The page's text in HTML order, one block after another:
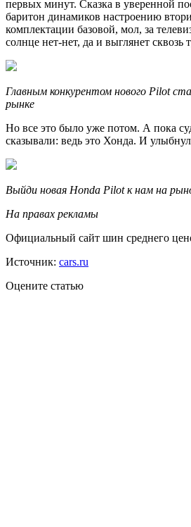
первых минут. Сказка в уверенной
баритон динамиков настроению
комплектации базовой, мол, за
солнце нет-нет, да и выглянет сквозь
Главным конкурентом нового Pilot
рынке
Но все это было уже потом. А пока
сказывали: ведь это Хонда. И
Выйди новая Honda Pilot к нам на
На правах рекламы
Официальный сайт шин среднего
Источник: cars.ru
Оцените статью